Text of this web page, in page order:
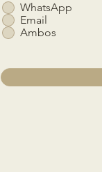
WhatsApp
Email
Ambos